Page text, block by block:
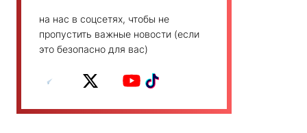
на нас в соцсетях, чтобы не
пропустить важные новости (если
это безопасно для вас)